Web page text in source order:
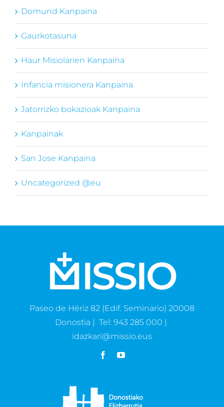
Domund Kanpaina
Gaurkotasuna
Haur Misiolarien Kanpaina
Infancia misionera Kanpaina
Jatorrizko bokazioak Kanpaina
Kanpainak
San Jose Kanpaina
Uncategorized @eu
Paseo de Hériz 82 (Edif. Seminario) 20008
Donostia | Tel: 943 285 000 |
idazkari@missio.eus